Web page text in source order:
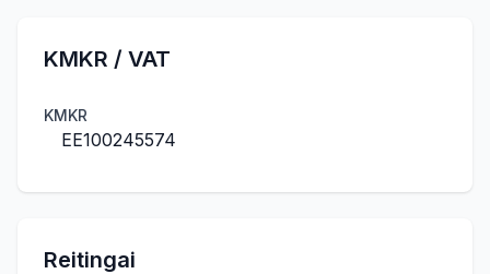
KMKR / VAT
KMKR
EE100245574
Reitingai